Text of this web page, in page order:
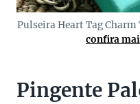
Pulseira Heart Tag Charm
confira
Pingente